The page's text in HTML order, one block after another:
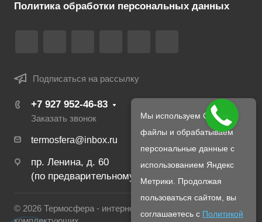
Политика обработки персональных данных
Подписаться на рассылку
+7 927 952-46-83
Заказать звонок
termosfera@inbox.ru
пр. Ленина, д. 60
(по предварительному созвону с менеджером)
© 2026 Термосфера - интернет магазин печей и
Мы используем Cookie-
файлы и обрабатываем
персональные данные с
использованием Яндекс
Метрики. Продолжая
пользоваться сайтом, вы
соглашаетесь с Политикой